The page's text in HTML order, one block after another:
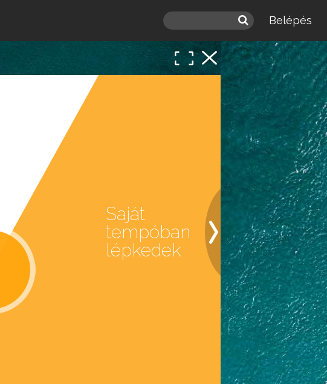
Belépés
Saját
tempóban
lépkedek